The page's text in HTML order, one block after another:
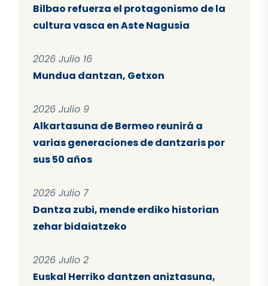
Bilbao refuerza el protagonismo de la
cultura vasca en Aste Nagusia
2026 Julio 16
Mundua dantzan, Getxon
2026 Julio 9
Alkartasuna de Bermeo reunirá a
varias generaciones de dantzaris por
sus 50 años
2026 Julio 7
Dantza zubi, mende erdiko historian
zehar bidaiatzeko
2026 Julio 2
Euskal Herriko dantzen aniztasuna,